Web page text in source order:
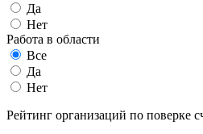
Да
Нет
Работа в области
Все
Да
Нет
Рейтинг организаций по поверке